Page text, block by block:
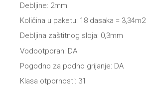
Debljine: 2mm
Količina u paketu: 18 dasaka = 3,34m2
Debljina zaštitnog sloja: 0,3mm
Vodootporan: DA
Pogodno za podno grijanje: DA
Klasa otpornosti: 31